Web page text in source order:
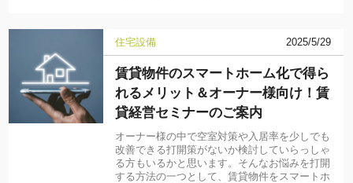
住宅設備 2025/5/29
賃貸物件のスマートホーム化で得ら
れるメリット＆オーナー様向け！賃
貸経営セミナーのご案内
オーナー様の中で空室対策や入居率を少しでも
改善できる打開策がないか検討していらっしゃ
る方もいるかと思います。そんなお悩みを打開
する方法の一つとして、賃貸物件をスマートホ